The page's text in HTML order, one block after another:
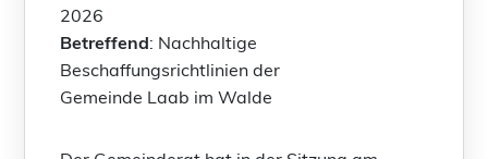
2026
Betreffend: Nachhaltige
Beschaffungsrichtlinien der
Gemeinde Laab im Walde